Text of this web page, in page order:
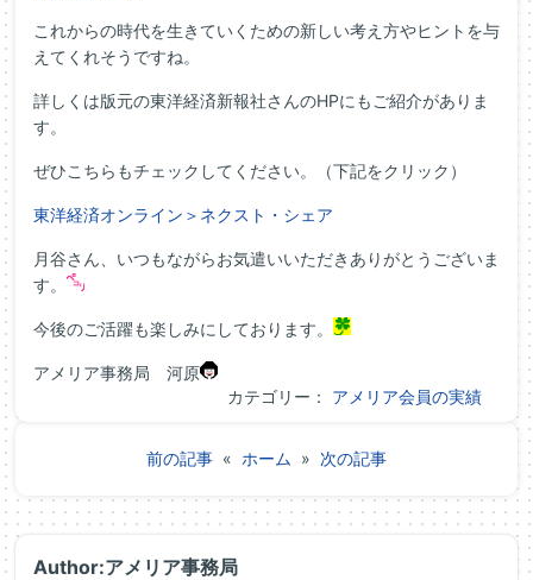
これからの時代を生きていくための新しい考え方やヒントを与
えてくれそうですね。
詳しくは版元の東洋経済新報社さんのHPにもご紹介がありま
す。
ぜひこちらもチェックしてください。（下記をクリック）
東洋経済オンライン＞ネクスト・シェア
月谷さん、いつもながらお気遣いいただきありがとうございま
す。
今後のご活躍も楽しみにしております。
アメリア事務局 河原
カテゴリー： アメリア会員の実績
前の記事 « ホーム » 次の記事
Author:アメリア事務局